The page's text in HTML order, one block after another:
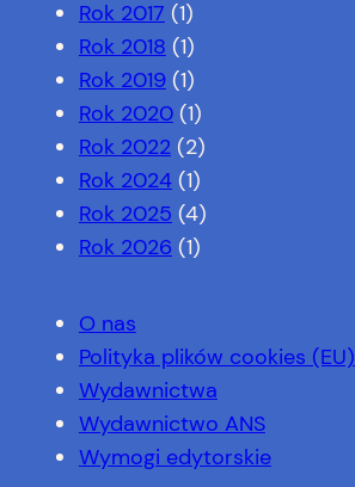
Rok 2017 (1)
Rok 2018 (1)
Rok 2019(1)
Rok 2020(1)
Rok 2022(2)
Rok 2024(1)
Rok 2025 (4)
Rok 2026 (1)
O nas
Polityka plików cookies (EU)
Wydawnictwa
Wydawnictwo ANS
Wymogi edytorskie